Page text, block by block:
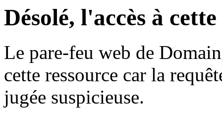
Désolé, l'accès à
Le pare-feu web de
cette ressource car la
jugée suspicieuse.